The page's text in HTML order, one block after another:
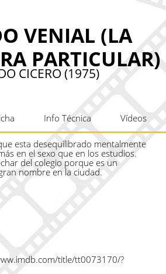
VENIAL (LA
PARTICULAR)
CICERO (1975)
Info Técnica Vídeos
esta desequilibrado mentalmente
en el sexo que en los estudios.
del colegio porque es un
nombre en la ciudad.
title/tt0073170/?